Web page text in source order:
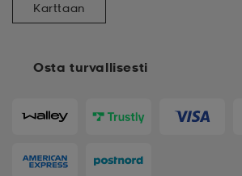
Osta turvallisesti
Karttaan